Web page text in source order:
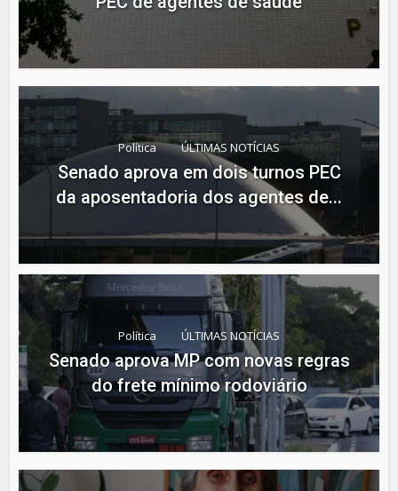
Política ÚLTIMAS NOTÍCIAS
Senado aprova em dois turnos PEC
da aposentadoria dos agentes de...
Política ÚLTIMAS NOTÍCIAS
Senado aprova MP com novas regras
do frete mínimo rodoviário